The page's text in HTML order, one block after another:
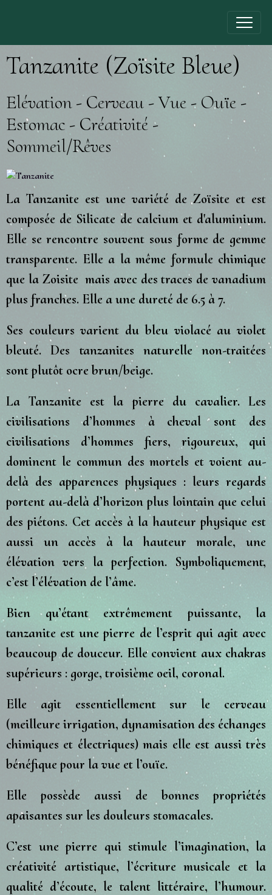
Tanzanite (Zoïsite Bleue)
Elévation - Cerveau - Vue - Ouïe -
Estomac - Créativité -
Sommeil/Rêves
La Tanzanite est une variété de Zoïsite et est
composée de Silicate de calcium et d'aluminium.
Elle se rencontre souvent sous forme de gemme
transparente. Elle a la même formule chimique
que la Zoisite mais avec des traces de vanadium
plus franches. Elle a une dureté de 6.5 à 7.
Ses couleurs varient du bleu violacé au violet
bleuté. Des tanzanites naturelle non-traitées
sont plutôt ocre brun/beige.
La Tanzanite est la pierre du cavalier. Les
civilisations d’hommes à cheval sont des
civilisations d’hommes fiers, rigoureux, qui
dominent le commun des mortels et voient au-
delà des apparences physiques : leurs regards
portent au-delà d’horizon plus lointain que celui
des piétons. Cet accès à la hauteur physique est
aussi un accès à la hauteur morale, une
élévation vers la perfection. Symboliquement,
c’est l’élévation de l’âme.
Bien qu’étant extrêmement puissante, la
tanzanite est une pierre de l’esprit qui agit avec
beaucoup de douceur. Elle convient aux chakras
supérieurs : gorge, troisième oeil, coronal.
Elle agit essentiellement sur le cerveau
(meilleure irrigation, dynamisation des échanges
chimiques et électriques) mais elle est aussi très
bénéfique pour la vue et l’ouïe.
Elle possède aussi de bonnes propriétés
apaisantes sur les douleurs stomacales.
C’est une pierre qui stimule l’imagination, la
créativité artistique, l’écriture musicale et la
qualité d’écoute, le talent littéraire, l’humour.